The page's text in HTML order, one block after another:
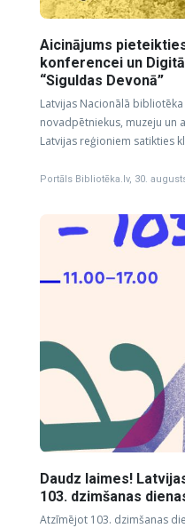
Aicinājums
konferencei un
“Siguldas Devonā”
Latvijas Nacionālā
novadpētniekus, muzeju un
Latvijas reģioniem satikties
Portāls Bibliotēka.lv, 30.
Daudz laimes!
103. dzimšanas
Atzīmējot 103. dzimšanas